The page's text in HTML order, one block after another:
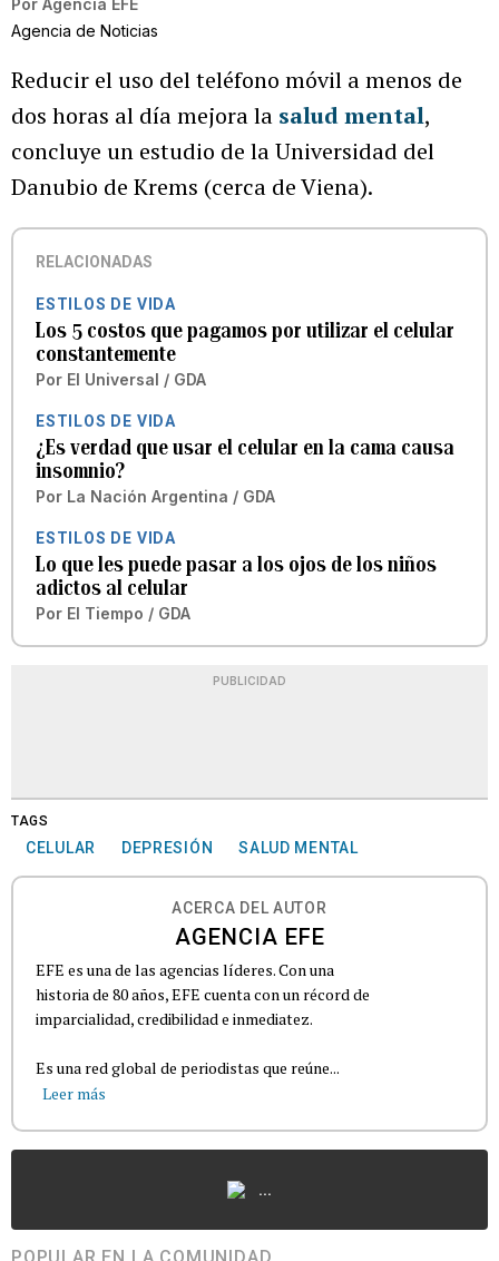
Por Agencia EFE
Agencia de Noticias
Reducir el uso del teléfono móvil a menos de
dos horas al día mejora la salud mental,
concluye un estudio de la Universidad del
Danubio de Krems (cerca de Viena).
RELACIONADAS
ESTILOS DE VIDA
Los 5 costos que pagamos por utilizar el celular
constantemente
Por El Universal / GDA
ESTILOS DE VIDA
¿Es verdad que usar el celular en la cama causa
insomnio?
Por La Nación Argentina / GDA
ESTILOS DE VIDA
Lo que les puede pasar a los ojos de los niños
adictos al celular
Por El Tiempo / GDA
PUBLICIDAD
TAGS
CELULAR DEPRESIÓN SALUD MENTAL
ACERCA DEL AUTOR
AGENCIA EFE
EFE es una de las agencias líderes. Con una
historia de 80 años, EFE cuenta con un récord de
imparcialidad, credibilidad e inmediatez.
Es una red global de periodistas que reúne...
Leer más
...